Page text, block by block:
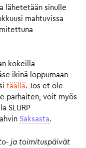
lähetetään sinulle
mahtuvissa
kokeilla
ikinä loppumaan
täällä. Jos et ole
parhaiten, voit myös
SLURP
Saksasta.
ja toimituspäivät